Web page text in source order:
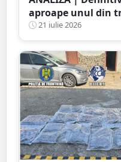
aproape unul din
să promoveze
21 iulie 2026